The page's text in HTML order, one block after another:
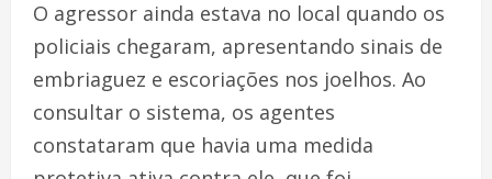
O agressor ainda estava no local quando os
policiais chegaram, apresentando sinais de
embriaguez e escoriações nos joelhos. Ao
consultar o sistema, os agentes
constataram que havia uma medida